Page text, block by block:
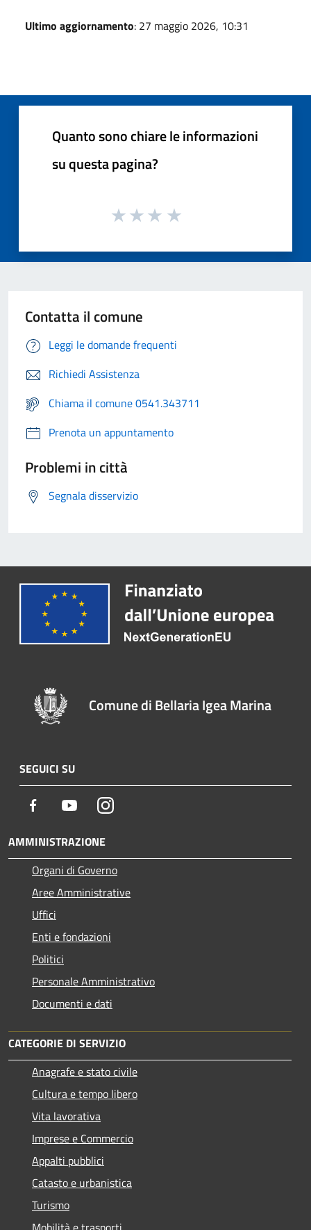
Ultimo aggiornamento: 27 maggio 2026, 10:31
Quanto sono chiare le informazioni
su questa pagina?
Contatta il comune
Leggi le domande frequenti
Richiedi Assistenza
Chiama il comune 0541.343711
Prenota un appuntamento
Problemi in città
Segnala disservizio
Comune di Bellaria Igea Marina
SEGUICI SU
Facebook YoutubeInstagram
AMMINISTRAZIONE
Organi di Governo
Aree Amministrative
Uffici
Enti e fondazioni
Politici
Personale Amministrativo
Documenti e dati
CATEGORIE DI SERVIZIO
Anagrafe e stato civile
Cultura e tempo libero
Vita lavorativa
Imprese e Commercio
Appalti pubblici
Catasto e urbanistica
Turismo